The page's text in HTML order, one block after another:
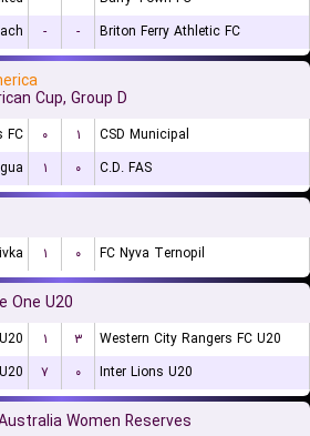
- - Briton Ferry Athletic FC
Cup, Group D
FC ۰ ۱
CSD Municipal
۱ ۰ C.D. FAS
۱ ۰ FC Nyva Ternopil
One U20
۱ ۳
Western City Rangers FC U20
۷ ۰ Inter Lions U20
Women Reserves